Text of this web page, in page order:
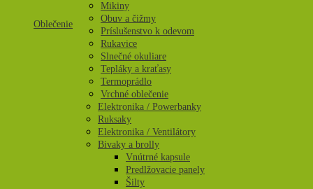
Oblečenie
Mikiny
Obuv a čižmy
Príslušenstvo k odevom
Rukavice
Slnečné okuliare
Tepláky a kraťasy
Termoprádlo
Vrchné oblečenie
Elektronika / Powerbanky
Ruksaky
Elektronika / Ventilátory
Bivaky a brolly
Vnútrné kapsule
Predlžovacie panely
Šilty